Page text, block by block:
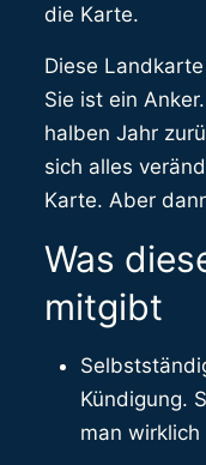
die Karte.
Diese
Sie ist ein
halben Jahr
sich alles
Karte. Aber
Was
mitgibt
Kündigung.
man wirklich